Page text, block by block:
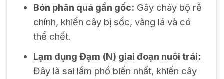
Bón phân quá gần gốc: Gây cháy bộ rễ
chính, khiến cây bị sốc, vàng lá và có
thể chết.
Lạm dụng Đạm (N) giai đoạn nuôi trái:
Đây là sai lầm phổ biến nhất, khiến cây